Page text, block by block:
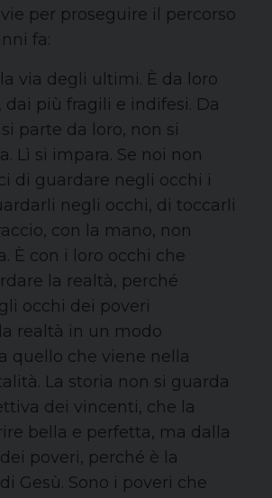
per proseguire il percorso
fa:
via degli ultimi. È da loro
dai più fragili e indifesi. Da
si parte da loro, non si
Lì si impara. Se noi non
di guardare negli occhi i
negli occhi, di toccarli
con la mano, non
È con i loro occhi che
la realtà, perché
occhi dei poveri
realtà in un modo
quello che viene nella
La storia non si guarda
dei vincenti, che la
bella e perfetta, ma dalla
poveri, perché è la
Gesù. Sono i poveri che